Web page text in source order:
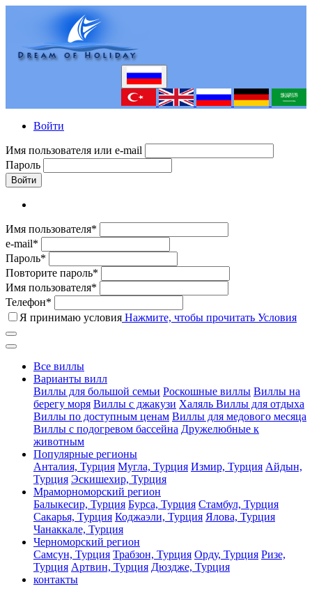
Войти
Имя пользователя или e-mail
Пароль
Войти
Имя пользователя*
e-mail*
Пароль*
Повторите пароль*
Имя пользователя*
Телефон*
Я принимаю условия Нажмите, чтобы прочитать Условия
Все виллы
Варианты вилл
Виллы для большой семьи Роскошные виллы Виллы на
берегу моря Виллы с джакузи Халяль Виллы для отдыха
Виллы по доступным ценам Виллы для медового месяца
Виллы с подогревом бассейна Дружелюбные к
животным
Популярные регионы
Анталия, Турция Мугла, Турция Измир, Турция Айдын,
Турция Эскишехир, Турция
Мраморноморский регион
Балыкесир, Турция Бурса, Турция Стамбул, Турция
Сакарья, Турция Коджаэли, Турция Ялова, Турция
Чанаккале, Турция
Черноморский регион
Самсун, Турция Трабзон, Турция Орду, Турция Ризе,
Турция Артвин, Турция Дюздже, Турция
контакты